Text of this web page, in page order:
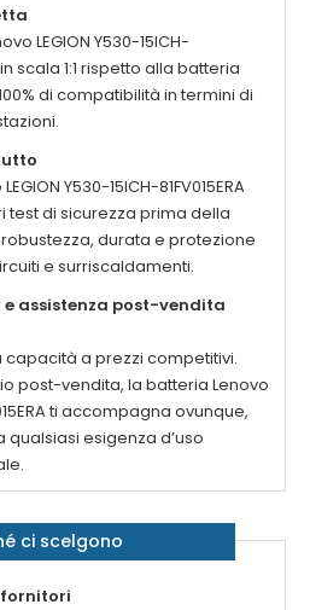
LEGION Y530-15ICH-
scala 1:1 rispetto alla batteria
di compatibilità in termini di
Y530-15ICH-81FV015ERA
test di sicurezza prima della
durata e protezione
e surriscaldamenti.
assistenza post-vendita
a prezzi competitivi.
post-vendita, la batteria Lenovo
ti accompagna ovunque,
esigenza d’uso
ci scelgono